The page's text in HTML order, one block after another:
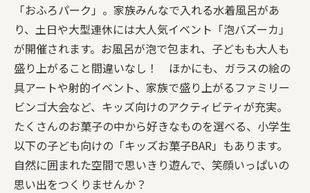
「おふろパーク」。家族みんなで入れる水着風呂があ
り、土日や大型連休には大人気イベント「泡バズーカ」
が開催されます。お風呂が泡で包まれ、子どもも大人も
盛り上がること間違いなし！ ほかにも、ガラスの絵の
具アートや射的イベント、家族で盛り上がるファミリー
ビンゴ大会など、キッズ向けのアクティビティが充実。
たくさんのお菓子の中から好きなものを選べる、小学生
以下の子ども向けの「キッズお菓子BAR」もあります。
自然に囲まれた空間で思いきり遊んで、笑顔いっぱいの
思い出をつくりませんか？